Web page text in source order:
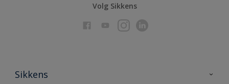
Volg Sikkens
Sikkens